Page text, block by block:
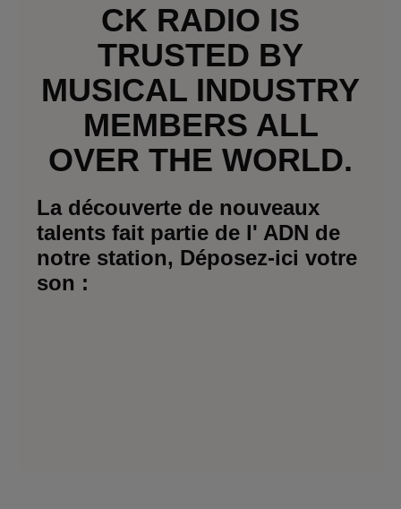
CK RADIO IS
TRUSTED BY
MUSICAL INDUSTRY
MEMBERS ALL
OVER THE WORLD.
La découverte de nouveaux
talents fait partie de l' ADN de
notre station, Déposez-ici votre
son :